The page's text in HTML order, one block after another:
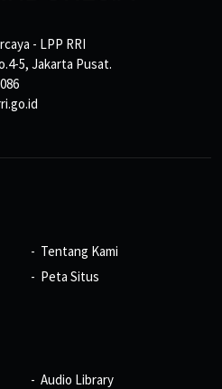
- LPP RRI
5, Jakarta Pusat.
Tentang Kami
Peta Situs
Audio Library